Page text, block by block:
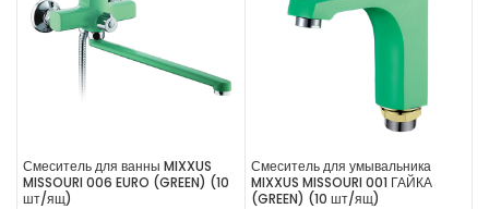
Смеситель для ванны MIXXUS
MISSOURI 006 EURO (GREEN) (10
шт/ящ)
Смеситель для умывальника
MIXXUS MISSOURI 001 ГАЙКА
(GREEN) (10 шт/ящ)